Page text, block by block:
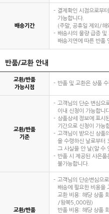
배송기간
결제확인 시점으로부
가능합니다.
(주말, 공휴일 제외/해
배송사의 물량 급증 및
배송지연에 따른 반품
반품/교환 안내
교환/반품
가능시점
반품 및 교환은 상품
교환/반품
기준
고객님의 단순 변심으
이내 신청이 가능합니
상품상세 정보에 표시
기간으로 신청이 가능
고객님이 받으신 상품
을 수령하신 날로부터
그 사실을 안 날(알 수
반품 시 제공된 사은
불가능합니다.
교환/반품
고객님의 단순변심으
배송에 필요한 비용을
교환 비용: 해당 상품
/왕복5,000원)
반품 비용: 해당 상품